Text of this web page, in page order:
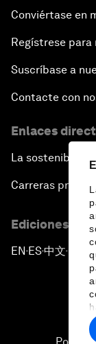
Conviértase en
Regístrese
Suscríbase a
Contacte con
Enlaces
La sostenibilidad
Carreras
Ediciones en
EN ▪ES▪中文▪ 日本